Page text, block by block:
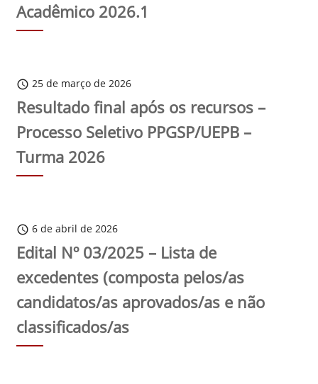
Acadêmico 2026.1
schedule 25 de março de 2026
Resultado final após os recursos –
Processo Seletivo PPGSP/UEPB –
Turma 2026
schedule 6 de abril de 2026
Edital Nº 03/2025 – Lista de
excedentes (composta pelos/as
candidatos/as aprovados/as e não
classificados/as